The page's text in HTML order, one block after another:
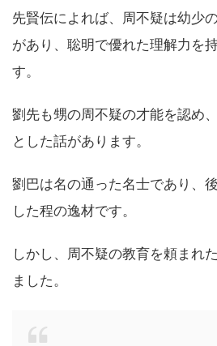
先賢伝によれば、周不疑は幼少
があり、聡明で優れた理解力を
す。
劉先も甥の周不疑の才能を認め
とした話があります。
劉巴は名の通った名士であり、
した程の逸材です。
しかし、周不疑の教育を頼まれ
ました。